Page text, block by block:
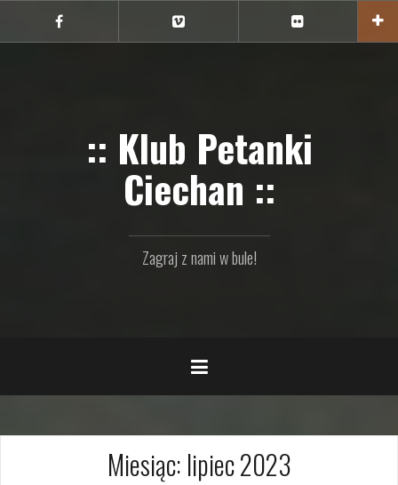
treści
Ciechan
na
na
na
:: Klub Petanki
Ciechan ::
Zagraj z nami w bule!
Miesiąc: lipiec 2023